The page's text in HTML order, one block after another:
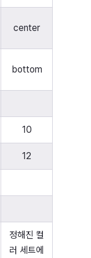
center
bottom
10
12
정해진 컬
러 세트에